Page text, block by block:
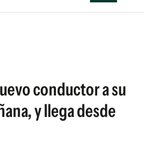
conductor a su
y llega desde